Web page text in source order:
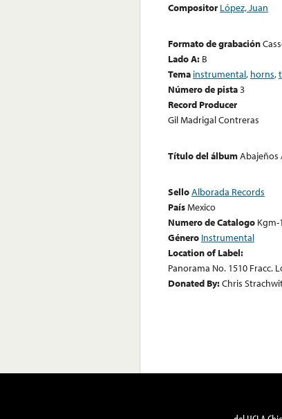
Compositor López, Juan
Formato de grabación
Lado A: B
Tema instrumental, horns,
Número de pista3
Record Producer
Gil Madrigal Contreras
Título del álbumAbajeños
SelloAlborada Records
PaísMexico
Numero de Catalogo Kgm-
Género Instrumental
Location of Label:
Panorama No. 1510 Fracc.
Donated By:Chris